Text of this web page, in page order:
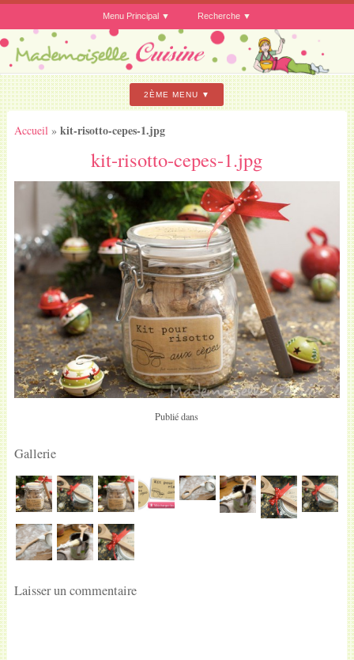
Menu Principal Recherche
2ÈME MENU
Accueil » kit-risotto-cepes-1.jpg
kit-risotto-cepes-1.jpg
Publié dans
Gallerie
Laisser un commentaire